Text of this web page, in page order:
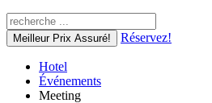
Meilleur Prix Assuré! Réservez!
Hotel
Événements
Meeting